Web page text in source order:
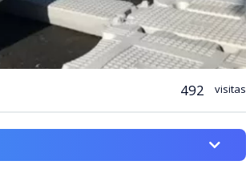
492 visitas